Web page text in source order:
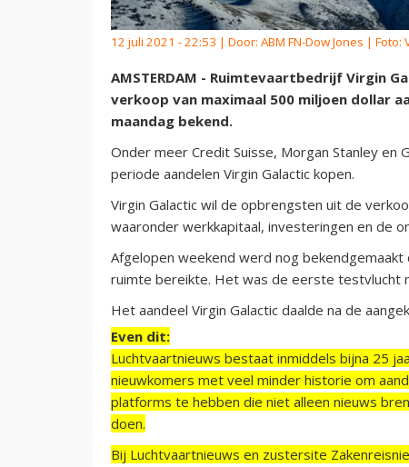
12 juli 2021 - 22:53 | Door: ABM FN-Dow Jones | Foto:
AMSTERDAM - Ruimtevaartbedrijf Virgin
verkoop van maximaal 500 miljoen dollar
maandag bekend.
Onder meer Credit Suisse, Morgan Stanley en
periode aandelen Virgin Galactic kopen.
Virgin Galactic wil de opbrengsten uit de
waaronder werkkapitaal, investeringen en de
Afgelopen weekend werd nog bekendgemaakt
ruimte bereikte. Het was de eerste testvlucht
Het aandeel Virgin Galactic daalde na de
Even dit:
Luchtvaartnieuws bestaat inmiddels bijna 25
nieuwkomers met veel minder historie om
platforms te hebben die niet alleen nieuws
doen.
Bij Luchtvaartnieuws en zustersite